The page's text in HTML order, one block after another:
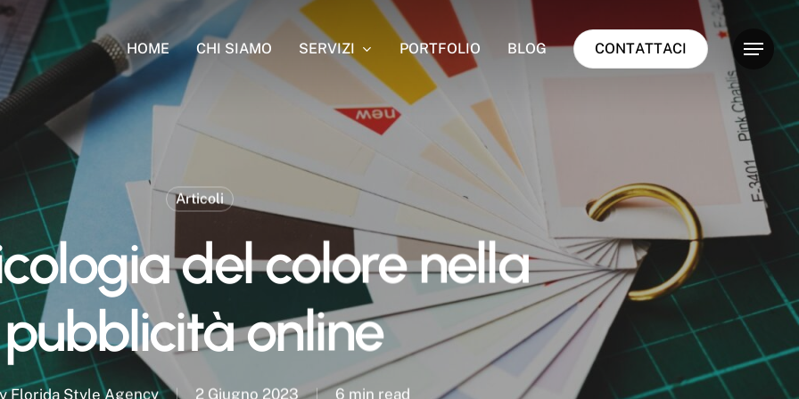
HOME CHI SIAMO SERVIZI PORTFOLIO BLOG CONTATTACI MENU
Articoli
del colore nella
pubblicità online
Florida Style Agency 2 Giugno 2023 6 min read